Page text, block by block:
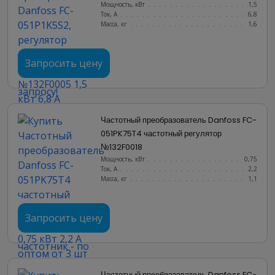
Мощность, кВт
1,5
Ток, А
6,8
Масса, кг
1,6
Запросить цену
Частотный преобразователь Danfoss FC-
051PK75T4 частотный регулятор
№132F0018
Мощность, кВт
0,75
Ток, А
2,2
Масса, кг
1,1
Запросить цену